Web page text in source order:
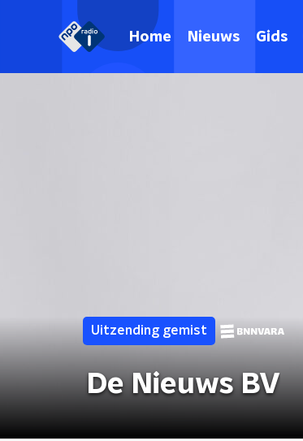
Home Nieuws Gids
Uitzending gemist
De Nieuws BV